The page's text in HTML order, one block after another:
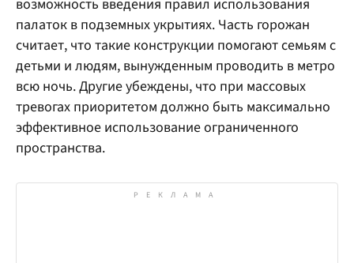
возможность введения правил использования
палаток в подземных укрытиях. Часть горожан
считает, что такие конструкции помогают семьям с
детьми и людям, вынужденным проводить в метро
всю ночь. Другие убеждены, что при массовых
тревогах приоритетом должно быть максимально
эффективное использование ограниченного
пространства.